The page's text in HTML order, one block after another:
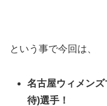
という事で今回は、
名古屋ウィメン
待)選手！